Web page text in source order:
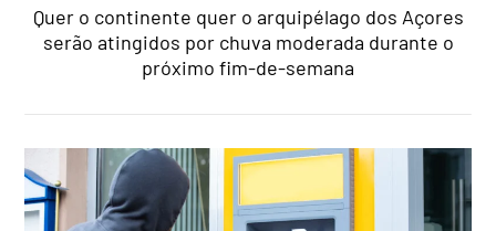
Quer o continente quer o arquipélago dos Açores
serão atingidos por chuva moderada durante o
próximo fim-de-semana